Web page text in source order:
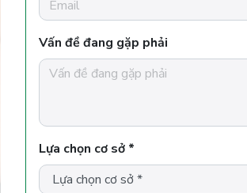
Vấn đề đang gặp phải
Lựa chọn cơ sở *